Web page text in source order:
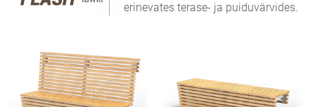
erinevates terase- ja puiduvärvides.